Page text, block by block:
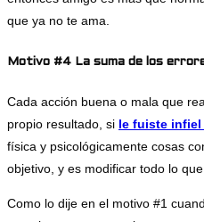
que ya no te ama.
Motivo #4 La suma de los
Cada acción buena o mala que
propio resultado, si le fuiste infiel
física y psicológicamente cosas
objetivo, y es modificar todo lo
Como lo dije en el motivo #1